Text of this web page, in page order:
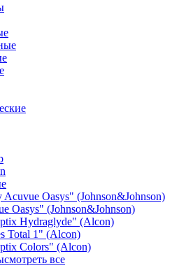
Oasys" (Johnson&Johnson)
Oasys" (Johnson&Johnson)
Hydraglyde" (Alcon)
Total 1" (Alcon)
Colors" (Alcon)
смотреть все